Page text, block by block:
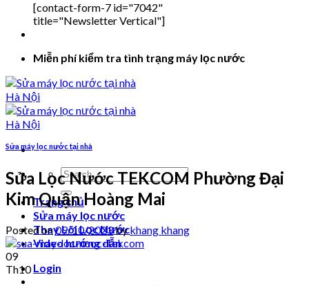
[contact-form-7 id="7042"
title="Newsletter Vertical"]
Miễn phí kiểm tra tình trạng máy lọc nước
Search
for:
Trang chủ
Sửa máy lọc nước
Thay Lõi Lọc Nước
Video hướng dẫn
Login
Sửa máy lọc nước tại nhà
Sửa Lọc Nước TEKCOM Phường Đại
Kim Quận Hoàng Mai
Posted on09/10/2023bykhang khang
09
Th10